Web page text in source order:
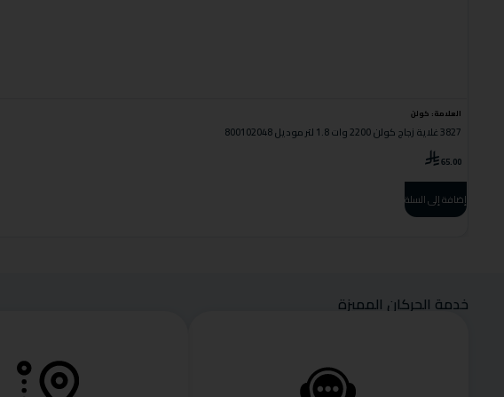
العلامة: كولن
3827 غلاية زجاج كولن 2200 وات 1.8 لتر موديل 800102048
65.00
إضافة إلى السلة
خدمة الحركان المميزة